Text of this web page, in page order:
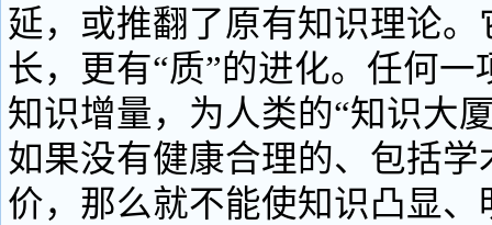
延，或推翻了原有知识理论。
长，更有“质”的进化。任何一
知识增量，为人类的“知识大
如果没有健康合理的、包括
价，那么就不能使知识凸显